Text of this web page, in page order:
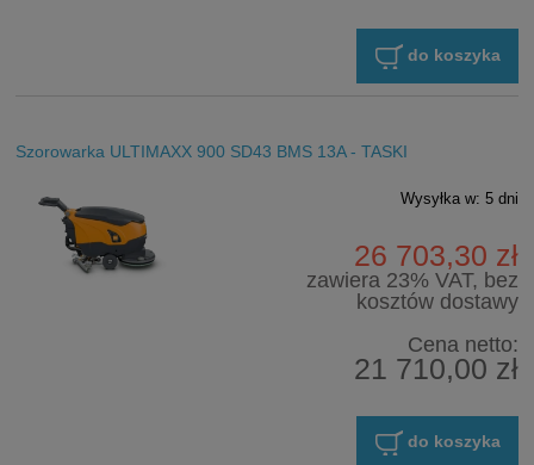
do koszyka
Szorowarka ULTIMAXX 900 SD43 BMS 13A - TASKI
Wysyłka w: 5 dni
26 703,30 zł
zawiera 23% VAT, bez
kosztów dostawy
Cena netto:
21 710,00 zł
do koszyka